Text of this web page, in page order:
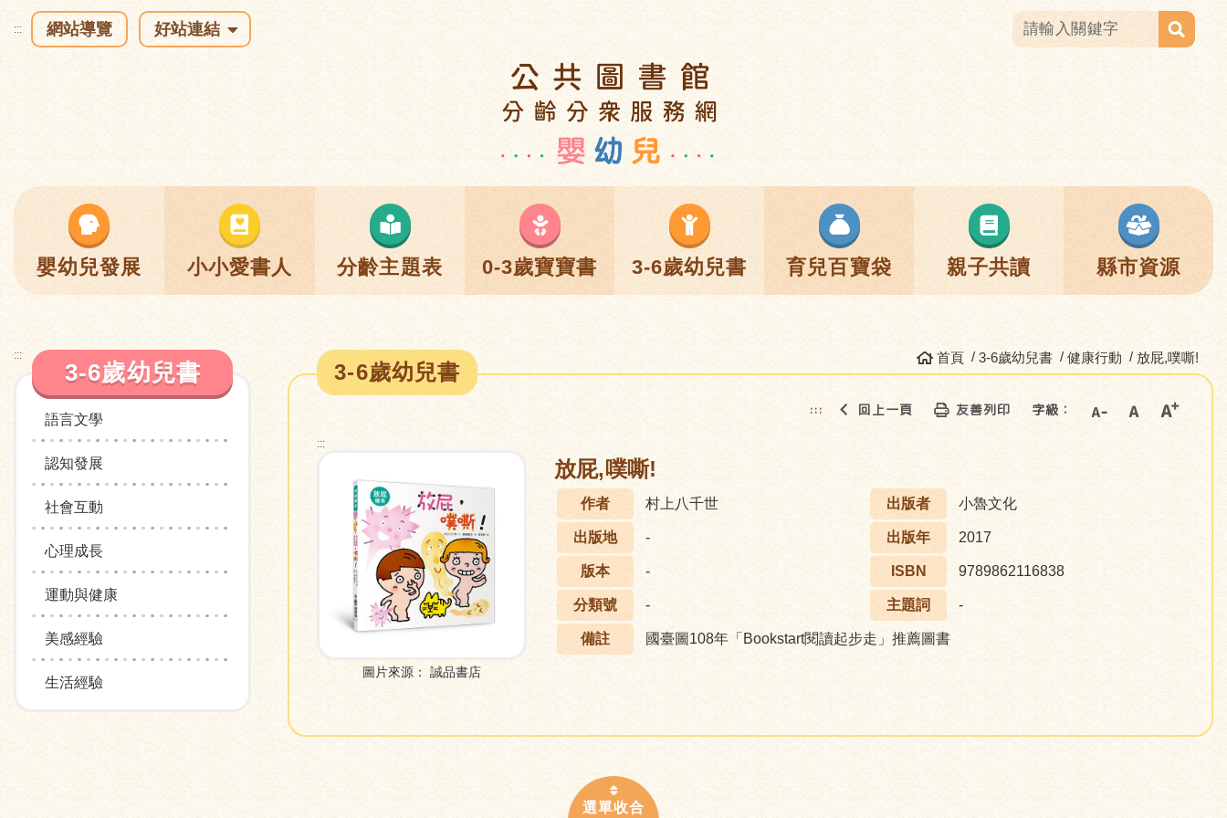
::: 網站導覽 好站連結
嬰幼兒發展 小小愛書人 分齡主題表 0-3歲寶寶書 3-6歲幼兒書 育兒百寶袋 親子共讀 縣市資源
:::
3-6歲幼兒書
語言文學
認知發展
社會互動
心理成長
運動與健康
美感經驗
生活經驗
首頁 3-6歲幼兒書 健康行動 放屁,噗嘶!
3-6歲幼兒書
::: 回上一頁 友善列印 字級：
:::
圖片來源： 誠品書店
放屁,噗嘶!
作者 村上八千世 出版者 小魯文化
出版地 - 出版年 2017
版本 - ISBN 9789862116838
分類號 - 主題詞 -
備註 國臺圖108年「Bookstart閱讀起步走」推薦圖書